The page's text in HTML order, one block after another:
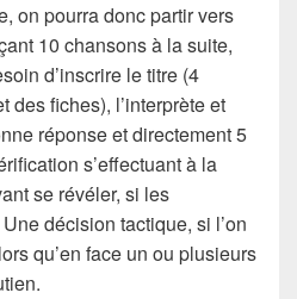
on pourra donc partir vers
10 chansons à la suite,
d’inscrire le titre (4
des fiches), l’interprète et
réponse et directement 5
s’effectuant à la
se révéler, si les
décision tactique, si l’on
qu’en face un ou plusieurs